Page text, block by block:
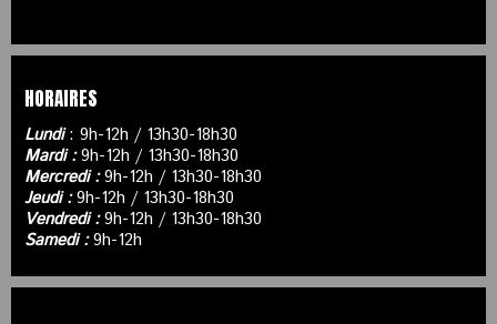
HORAIRES
Lundi: 9h-12h / 13h30-18h30
Mardi :9h-12h / 13h30-18h30
Mercredi :9h-12h / 13h30-18h30
Jeudi :9h-12h / 13h30-18h30
Vendredi :9h-12h / 13h30-18h30
Samedi :9h-12h